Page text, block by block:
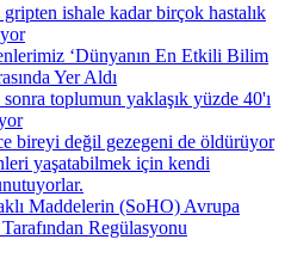
ishale kadar birçok hastalık
‘Dünyanın En Etkili Bilim
Yer Aldı
sonra toplumun yaklaşık yüzde 40'ı
bireyi değil gezegeni de öldürüyor
yaşatabilmek için kendi
Maddelerin (SoHO) Avrupa
Regülasyonu